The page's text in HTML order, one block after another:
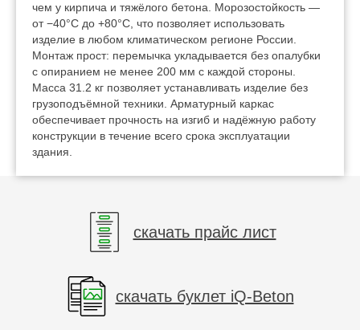
чем у кирпича и тяжёлого бетона. Морозостойкость —
от −40°C до +80°C, что позволяет использовать
изделие в любом климатическом регионе России.
Монтаж прост: перемычка укладывается без опалубки
с опиранием не менее 200 мм с каждой стороны.
Масса 31.2 кг позволяет устанавливать изделие без
грузоподъёмной техники. Арматурный каркас
обеспечивает прочность на изгиб и надёжную работу
конструкции в течение всего срока эксплуатации
здания.
скачать прайс лист
скачать буклет iQ-Beton